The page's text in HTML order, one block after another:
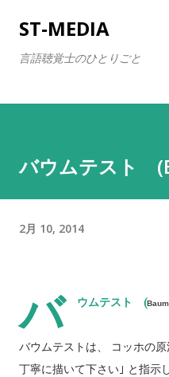
スキップしてメ
ST-MEDIA
言語聴覚士のひとりごと
バウムテスト
2月 10, 2014
バ ウムテスト (
バウムテストは、 コッホの
丁寧に描いて下さい｣ と指示